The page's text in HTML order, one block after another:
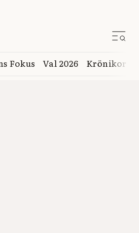
Fokus Val 2026 Krönikor